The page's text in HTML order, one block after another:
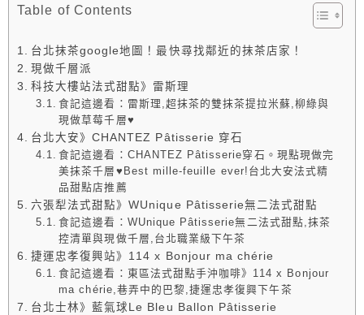
Table of Contents
台北抹茶google地圖！最快尋找鄰近的抹茶店家！
現做千層派
科技大樓站法式甜點》雷斯理
食記這邊看：雷斯理,超抹茶的雙抹茶提拉米蘇,柳綠與
現做草莓千層♥
台北大安》CHANTEZ Pâtisserie 穿石
食記這邊看：CHANTEZ Pâtisserie穿石。現點現做完
美抹茶千層♥Best mille-feuille ever!台北大安法式精
品甜點店推薦
六張犁法式甜點》WUnique Pâtisserie無二法式甜點
食記這邊看：WUnique Pâtisserie無二法式甜點,抹茶
控清單與現做千層,台北職業級下午茶
捷運忠孝復興站》114 x Bonjour ma chérie
食記這邊看：東區法式甜點手沖咖啡》114 x Bonjour
ma chérie,巷弄中的巴黎,捷運忠孝復興下午茶
台北士林》藍氣球Le Bleu Ballon Pâtisserie